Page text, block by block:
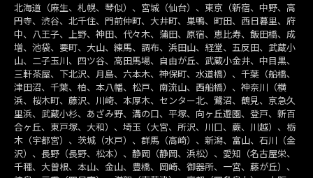
北海道（麻生、札幌、琴似）、宮城（仙台）、東京（新宿、中野、高
円寺、渋谷、北千住、門前仲町、大井町、巣鴨、町田、西日暮里、府
中、八王子、上野、神田、代々木、蒲田、原宿、恵比寿、飯田橋、成
増、池袋、要町、大山、練馬、調布、浜田山、経堂、五反田、武蔵小
山、二子玉川、四ツ谷、高田馬場、自由が丘、武蔵小金井、中目黒、
三軒茶屋、下北沢、月島、六本木、神保町、水道橋）、千葉（船橋、
津田沼、千葉、柏、本八幡、松戸、南流山、西船橋）、神奈川（横
浜、桜木町、藤沢、川崎、本厚木、センター北、鷺沼、鶴見、京急久
里浜、武蔵小杉、あざみ野、溝の口、平塚、向ヶ丘遊園、登戸、新百
合ヶ丘、東戸塚、大和）、埼玉（大宮、所沢、川口、蕨、川越）、栃
木（宇都宮）、茨城（水戸）、群馬（高崎）、新潟、富山、石川（金
沢）、長野（長野、松本）、静岡（静岡、浜松）、愛知（名古屋栄、
千種、大曽根、本山、金山、豊橋、岡崎、御器所、一宮、藤が丘）、